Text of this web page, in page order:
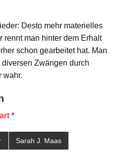
Desto mehr materielles
rennt man hinter dem Erhalt
schon gearbeitet hat. Man
Zwängen durch
wahr.
*
Sarah J. Maas